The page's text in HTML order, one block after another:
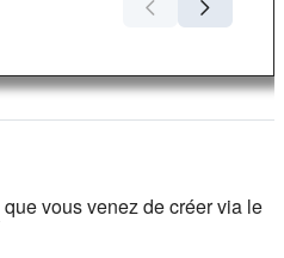
que vous venez de créer via le